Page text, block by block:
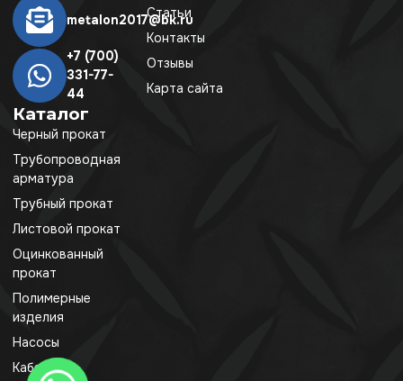
metalon2017@bk.ru
+7 (700)
331-77-
44
Каталог
Черный прокат
Трубопроводная
арматура
Трубный прокат
Листовой прокат
Оцинкованный
прокат
Полимерные
изделия
Насосы
Кабель
Статьи
Контакты
Отзывы
Карта сайта